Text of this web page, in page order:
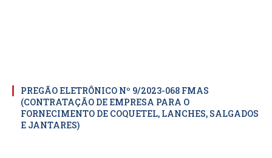
PREGÃO ELETRÔNICO Nº 9/2023-068 FMAS
(CONTRATAÇÃO DE EMPRESA PARA O
FORNECIMENTO DE COQUETEL, LANCHES, SALGADOS
E JANTARES)